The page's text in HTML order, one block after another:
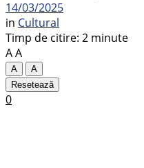
14/03/2025
in Cultural
Timp de citire: 2 minute
AA
A
A
Resetează
0